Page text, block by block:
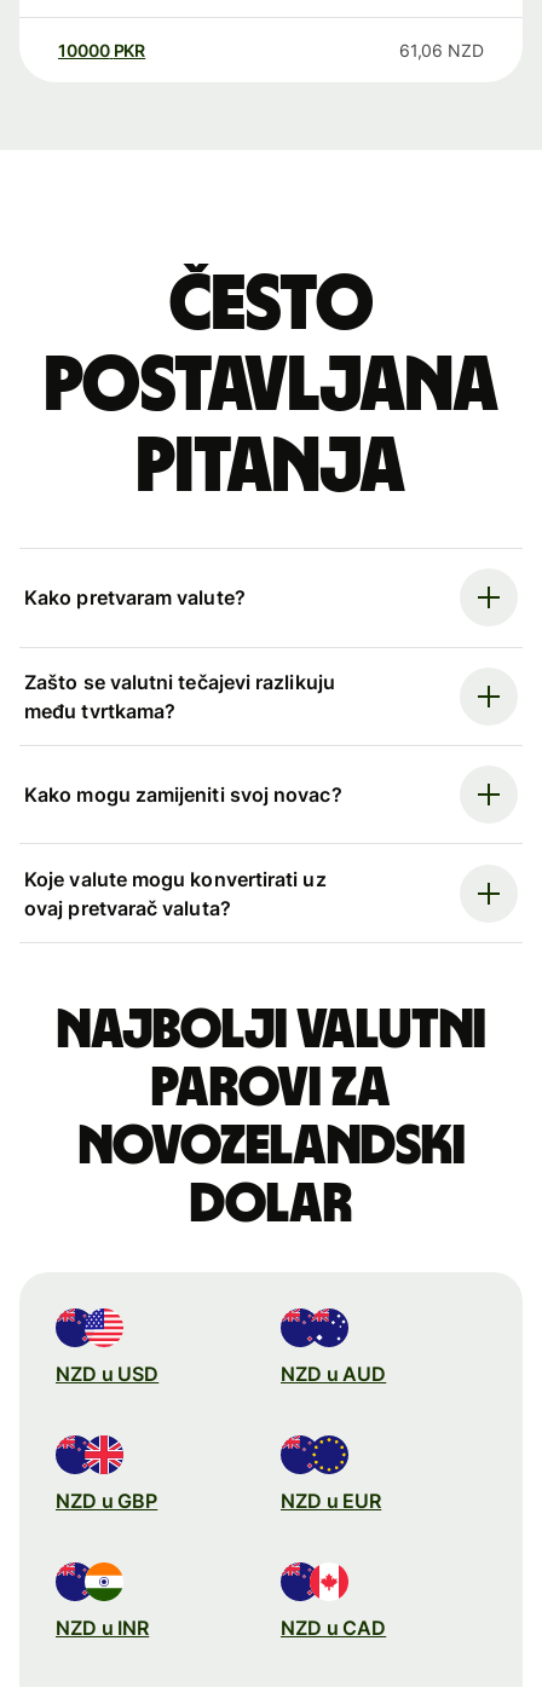
10000 PKR 61,06 NZD
Često
postavljana
pitanja
Kako pretvaram valute?
Zašto se valutni tečajevi razlikuju
među tvrtkama?
Kako mogu zamijeniti svoj novac?
Koje valute mogu konvertirati uz
ovaj pretvarač valuta?
Najbolji valutni
parovi za
novozelandski
dolar
NZD u USD NZD u AUD
NZD u GBP NZD u EUR
NZD u INR NZD u CAD